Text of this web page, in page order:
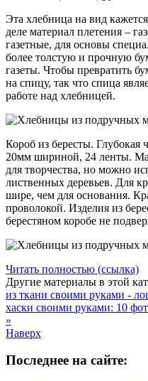
Эта хлебница на вид
деле материал плетения –
газетные, для основы
более толстую и прочную
газеты. Чтобы превратить
на спицу, так что спица
работе над хлебницей.
Короб из бересты. Глубокая
20мм шириной, 24 ленты.
для творчества, но можно
лиственных деревьев. Для
шире, чем для основания.
проволокой. Изделия из
берестяном коробе не
Читать полностью (ссылка)
Другие материалы в этой
из ткани своими руками -
хаски своими руками: 10
»
Наверх
Последнее на сайте: